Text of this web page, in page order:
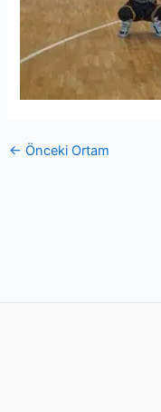
← Önceki Ortam